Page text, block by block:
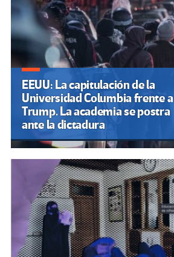
EEUU: La capitulación de la
Universidad Columbia frente a
Trump. La academia se postra
ante la dictadura